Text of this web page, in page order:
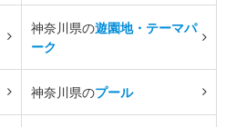
神奈川県の遊園地・テーマパ
ーク
神奈川県のプール